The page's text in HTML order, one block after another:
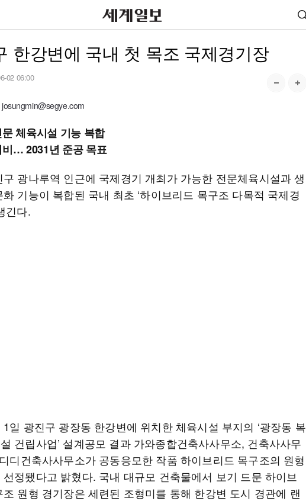
한강변에 국내 첫 목조 국제경기장
02 06:00
문 체육시설 기능 복합
비… 2031년 준공 목표
구 광나루역 인근에 국제경기 개최가 가능한 전문체육시설과 생
화 기능이 복합된 국내 최초 ‘하이브리드 목구조 다목적 국제경
긴다.
일 광진구 광장동 한강변에 위치한 체육시설 부지의 ‘광장동 복
건립사업’ 설계공모 결과 가와종합건축사사무소, 건축사사무
디건축사사무소가 공동응모한 작품 하이브리드 목구조의 원형
선정됐다고 밝혔다. 국내 대규모 건축물에서 보기 드문 하이브
조 원형 경기장은 세련된 조형미를 통해 한강변 도시 경관에 랜